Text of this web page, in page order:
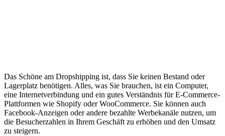
Das Schöne am Dropshipping ist, dass Sie keinen Bestand oder
Lagerplatz benötigen. Alles, was Sie brauchen, ist ein Computer,
eine Internetverbindung und ein gutes Verständnis für E-Commerce-
Plattformen wie Shopify oder WooCommerce. Sie können auch
Facebook-Anzeigen oder andere bezahlte Werbekanäle nutzen, um
die Besucherzahlen in Ihrem Geschäft zu erhöhen und den Umsatz
zu steigern.